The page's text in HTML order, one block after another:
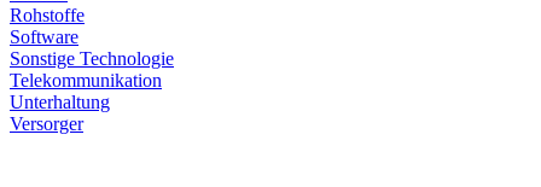
Rohstoffe
Software
Sonstige Technologie
Telekommunikation
Unterhaltung
Versorger